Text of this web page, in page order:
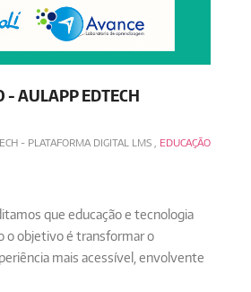
- AULAPP EDTECH
- PLATAFORMA DIGITAL LMS, EDUCAÇÃO
que educação e tecnologia
o objetivo é transformar o
mais acessível, envolvente